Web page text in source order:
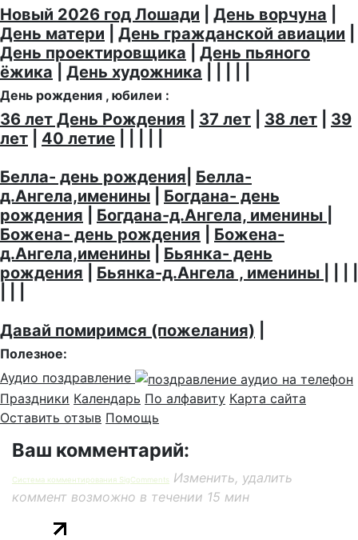
Новый 2026 год Лошади День ворчуна
День матери
День гражданской авиации
День проектировщика
День пьяного
ёжика
День художника
День рождения , юбилеи :
36 лет День Рождения 37 лет 38 лет
39
лет
40 летие
Белла- день рождения Белла-
д.Ангела,именины
Богдана- день
рождения
Богдана-д.Ангела, именины
Божена- день рождения
Божена-
д.Ангела,именины
Бьянка- день
рождения
Бьянка-д.Ангела , именины
Давай помиримся (пожелания)
Полезное:
Аудио поздравление
Праздники Календарь По алфавиту Карта сайта
Оставить отзыв Помощь
Ваш комментарий:
Система комментирования SigComments
Изменить, удалить
коммент возможно в течении 15 мин